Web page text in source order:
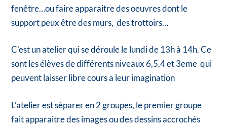
fenêtre…ou faire apparaitre des oeuvres dont le
support peux être des murs, des trottoirs…
C’est un atelier qui se déroule le lundi de 13h à 14h. Ce
sont les élèves de différents niveaux 6,5,4 et 3eme qui
peuvent laisser libre cours a leur imagination
L’atelier est séparer en 2 groupes, le premier groupe
fait apparaitre des images ou des dessins accrochés